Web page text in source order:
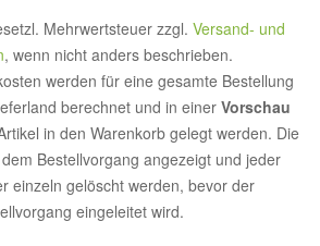
Mehrwertsteuer zzgl. Versand- und
, wenn nicht anders beschrieben.
werden für eine gesamte Bestellung
berechnet und in einer Vorschau
in den Warenkorb gelegt werden. Die
Bestellvorgang angezeigt und jeder
einzeln gelöscht werden, bevor der
eingeleitet wird.